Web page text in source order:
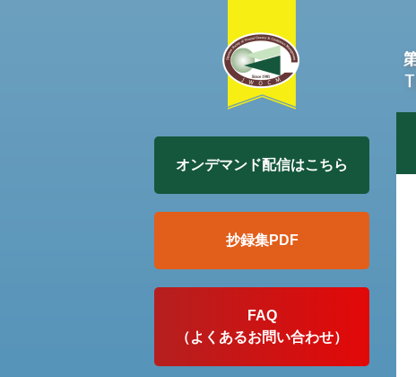
オンデマンド配信はこちら
抄録集PDF
FAQ
（よくあるお問い合わせ）